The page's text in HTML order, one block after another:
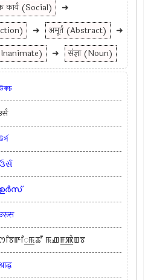
कार्य (Social)
➜
➜ अमूर्त (Abstract)
➜
(Inanimate)
➜ संज्ञा (Noun)
ഉര്‍സ്
ꯃꯉꯝ꯭ꯄꯥꯡꯕ